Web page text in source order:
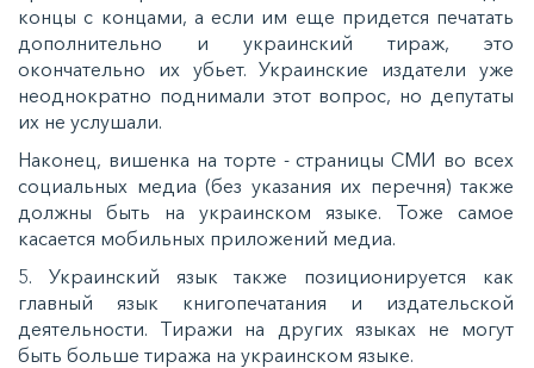
концы с концами, а если им еще придется печатать
дополнительно и украинский тираж, это
окончательно их убьет. Украинские издатели уже
неоднократно поднимали этот вопрос, но депутаты
их не услушали.
Наконец, вишенка на торте - страницы СМИ во всех
социальных медиа (без указания их перечня) также
должны быть на украинском языке. Тоже самое
касается мобильных приложений медиа.
5. Украинский язык также позиционируется как
главный язык книгопечатания и издательской
деятельности. Тиражи на других языках не могут
быть больше тиража на украинском языке.